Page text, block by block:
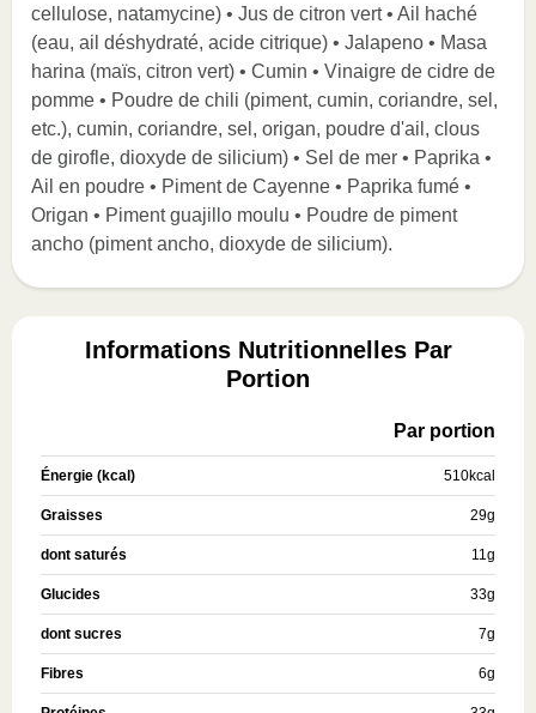
cellulose, natamycine) • Jus de citron vert • Ail haché
(eau, ail déshydraté, acide citrique) • Jalapeno • Masa
harina (maïs, citron vert) • Cumin • Vinaigre de cidre de
pomme • Poudre de chili (piment, cumin, coriandre, sel,
etc.), cumin, coriandre, sel, origan, poudre d'ail, clous
de girofle, dioxyde de silicium) • Sel de mer • Paprika •
Ail en poudre • Piment de Cayenne • Paprika fumé •
Origan • Piment guajillo moulu • Poudre de piment
ancho (piment ancho, dioxyde de silicium).
Informations Nutritionnelles Par
Portion
Par portion
Énergie (kcal) 510kcal
Graisses 29g
dont saturés 11g
Glucides 33g
dont sucres 7g
Fibres 6g